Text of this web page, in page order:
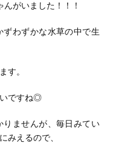
がいました！！！
わずかな水草の中で生
す。
いですね◎
りませんが、毎日みてい
みえるので、